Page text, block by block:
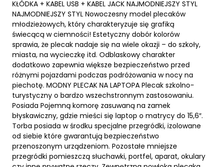
KŁÓDKA + KABEL USB + KABEL JACK NAJMODNIEJSZY STYL
NAJMODNIEJSZY STYL Nowoczesny model plecaków
młodzieżowych, który charakteryzuje się grafiką
świecącą w ciemności! Estetyczny dobór kolorów
sprawia, że plecak nadaje się na wiele okazji – do szkoły,
miasta, na wycieczkę itd. Odblaskowy charakter
dodatkowo zapewnia większe bezpieczeństwo przed
różnymi pojazdami podczas podróżowania w nocy na
piechotę. MODNY PLECAK NA LAPTOPA Plecak szkolno-
turystyczny o bardzo wszechstronnym zastosowaniu.
Posiada Pojemną komorę zasuwaną na zamek
błyskawiczny, gdzie mieści się laptop o matrycy do 15,6″.
Torba posiada w środku specjalne przegródki, izolowane
od siebie które gwarantują bezpieczeństwo
przenoszonym urządzeniom. Pozostałe mniejsze
przegródki pomieszczą słuchawki, portfel, aparat, okulary